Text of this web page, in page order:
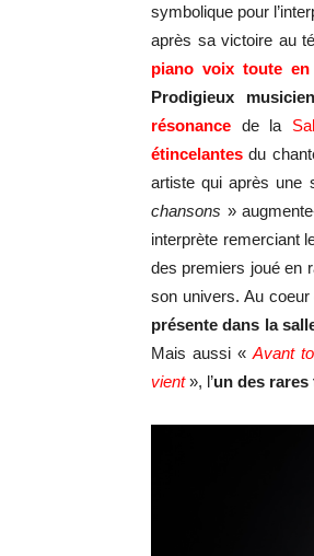
symbolique pour
après sa victoire au
piano voix toute
Prodigieux musicien
résonance de la
étincelantes du
artiste qui après une
chansons »
interprète remerciant
des premiers joué en
son univers. Au
présente dans la
Mais aussi « Avant
vient», l’un des